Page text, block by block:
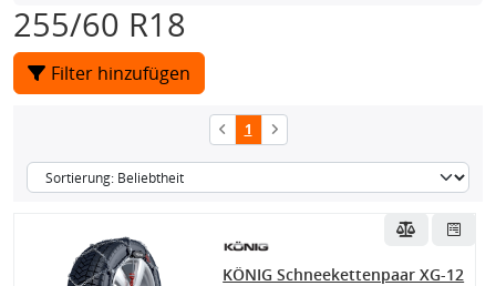
255/60 R18
Filter hinzufügen
1
KÖNIG Schneekettenpaar XG-12